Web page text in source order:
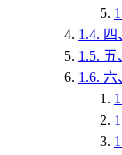
1.4. 四
1.5. 五
1.6. 六